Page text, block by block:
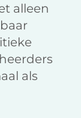
alleen
als